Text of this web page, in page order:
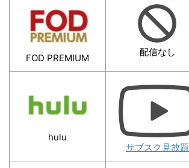
FOD PREMIUM
配信なし
hulu
サブスク見放題